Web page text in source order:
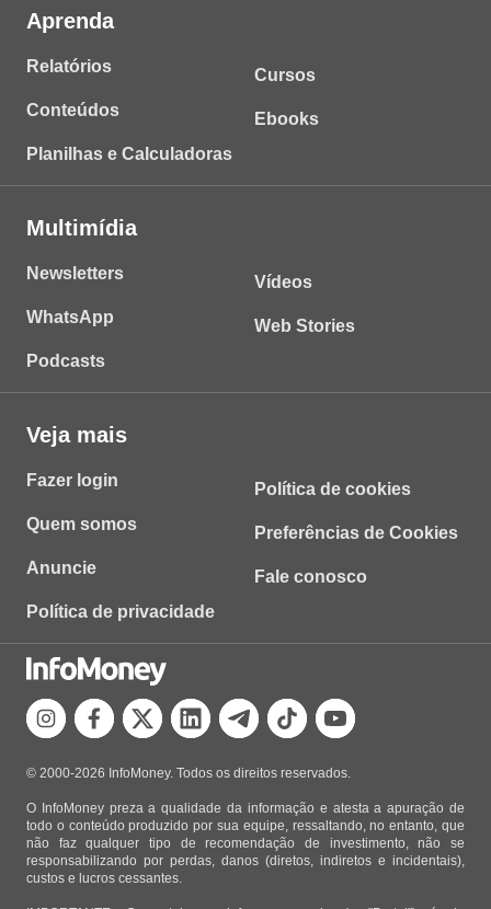
Aprenda
Relatórios
Conteúdos
Planilhas e Calculadoras
Cursos
Ebooks
Multimídia
Newsletters
WhatsApp
Podcasts
Vídeos
Web Stories
Veja mais
Fazer login
Quem somos
Anuncie
Política de privacidade
Política de cookies
Preferências de Cookies
Fale conosco
© 2000-2026 InfoMoney. Todos os direitos reservados.
O InfoMoney preza a qualidade da informação e atesta a apuração de
todo o conteúdo produzido por sua equipe, ressaltando, no entanto, que
não faz qualquer tipo de recomendação de investimento, não se
responsabilizando por perdas, danos (diretos, indiretos e incidentais),
custos e lucros cessantes.